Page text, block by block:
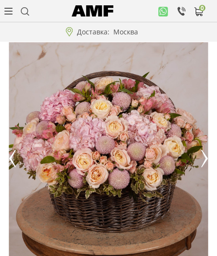
Доставка: Москва
0
кабинет
Музыкальная
коллекция
Цветы
Композиции
"ВАУ"!!!
Коллекции!!!
Подарки
Оплата